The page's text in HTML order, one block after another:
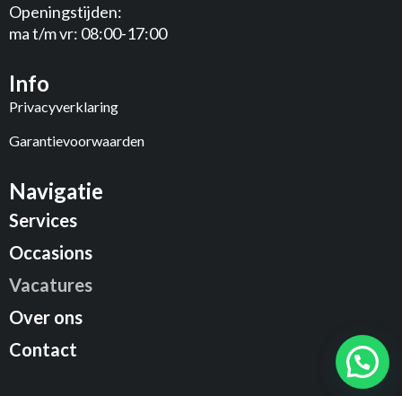
Navigatie
Services
Occasions
Vacatures
Over ons
Contact
Openingstijden:
ma t/m vr: 08:00-17:00
Info
Privacyverklaring
Garantievoorwaarden